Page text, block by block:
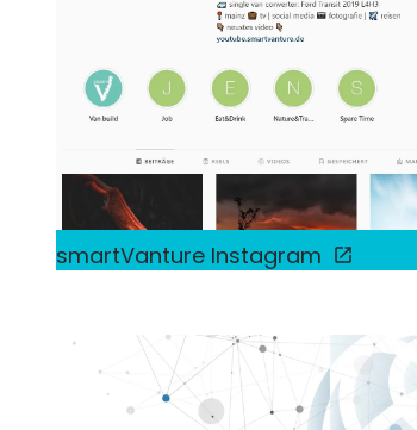
smartVanture Instagram